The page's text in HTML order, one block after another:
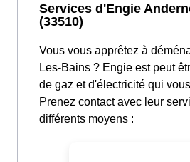
Services d'Engie
(33510)
Vous vous apprêtez à
Les-Bains ? Engie est peut
de gaz et d'électricité qui
Prenez contact avec leur
différents moyens :